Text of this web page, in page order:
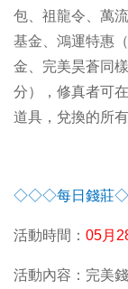
包、祖龍令、萬
基金、鴻運特惠
金、完美昊蒼同
分），修真者可
道具，兌換的所
◇◇◇每日錢莊
活動時間： 05月
活動內容：完美